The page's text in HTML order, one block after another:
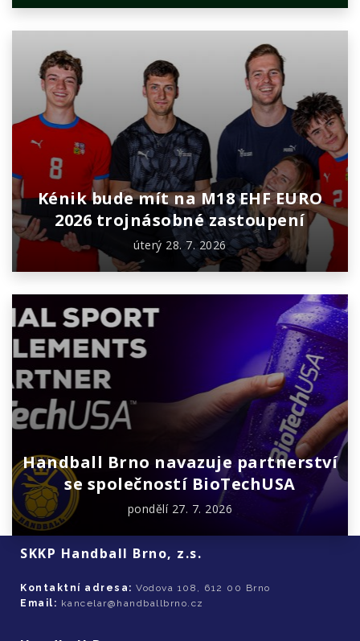
Kénik bude mít na M18 EHF EURO
2026 trojnásobné zastoupení
úterý 28. 7. 2026
Handball Brno navazuje partnerství
se společností BioTechUSA
pondělí 27. 7. 2026
SKKP Handball Brno, z.s.
Kontaktní adresa: Vodova 108, 612 00 Brno
Email: kancelar@handballbrno.cz